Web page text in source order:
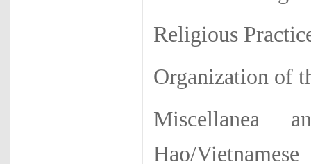
Religious
Organization of
Miscellanea
Hao/Vietnamese